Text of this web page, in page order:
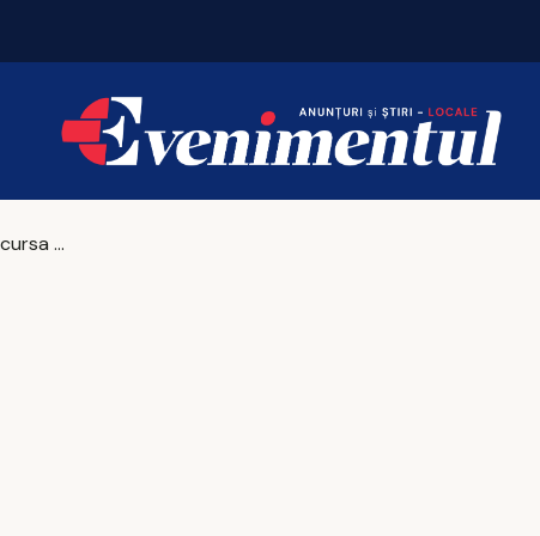
Iașul intră în cursa uriașă pentru fondurile de 8 miliarde de euro!